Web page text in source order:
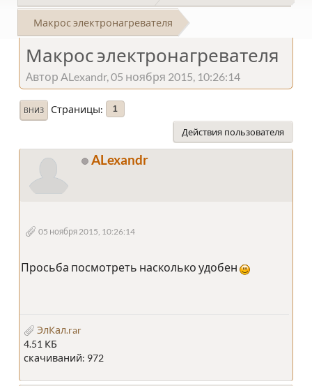
Макрос электронагревателя
Макрос электронагревателя
Автор ALexandr, 05 ноября 2015, 10:26:14
ВНИЗ Страницы 1
Действия пользователя
ALexandr
05 ноября 2015, 10:26:14
Просьба посмотреть насколько удобен
ЭлКал.rar
4.51 КБ
скачиваний: 972